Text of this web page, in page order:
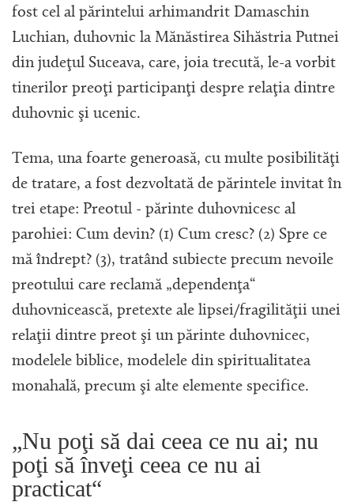
fost cel al părintelui arhimandrit Damaschin
Luchian, duhovnic la Mănăstirea Sihăstria Putnei
din judeţul Suceava, care, joia trecută, le-a vorbit
tinerilor preoţi participanţi despre relaţia dintre
duhovnic şi ucenic.
Tema, una foarte generoasă, cu multe posibilităţi
de tratare, a fost dezvoltată de părintele invitat în
trei etape: Preotul - părinte duhovnicesc al
parohiei: Cum devin? (1) Cum cresc? (2) Spre ce
mă îndrept? (3), tratând subiecte precum nevoile
preotului care reclamă „dependenţa“
duhovnicească, pretexte ale lipsei/fragilităţii unei
relaţii dintre preot şi un părinte duhovnicec,
modelele biblice, modelele din spiritualitatea
monahală, precum şi alte elemente specifice.
„Nu poţi să dai ceea ce nu ai; nu
poţi să înveţi ceea ce nu ai
practicat“